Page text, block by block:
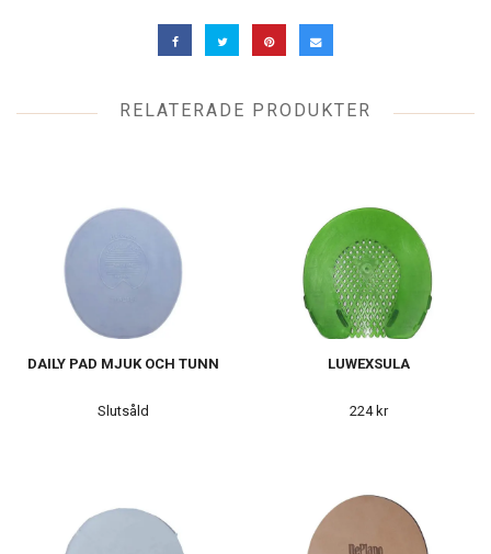
RELATERADE PRODUKTER
DAILY PAD MJUK OCH TUNN
Slutsåld
LUWEXSULA
224 kr